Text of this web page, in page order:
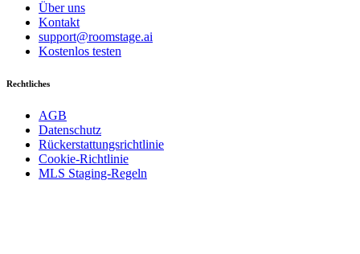
Über uns
Kontakt
support@roomstage.ai
Kostenlos testen
Rechtliches
AGB
Datenschutz
Rückerstattungsrichtlinie
Cookie-Richtlinie
MLS Staging-Regeln